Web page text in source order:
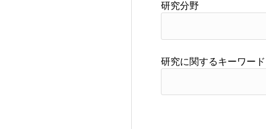
研究分野
研究に関するキーワード